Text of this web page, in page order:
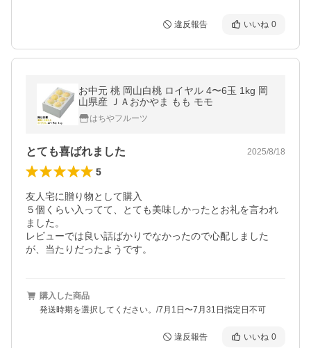
違反報告 いいね 0
お中元 桃 岡山白桃 ロイヤル 4〜6玉 1kg 岡
山県産 ＪＡおかやま もも モモ
はちやフルーツ
とても喜ばれました 2025/8/18
5
友人宅に贈り物として購入
５個くらい入ってて、とても美味しかったとお礼を言われ
ました。
レビューでは良い話ばかりでなかったので心配しました
が、当たりだったようです。
購入した商品
発送時期を選択してください。/7月1日〜7月31日指定日不可
違反報告 いいね 0